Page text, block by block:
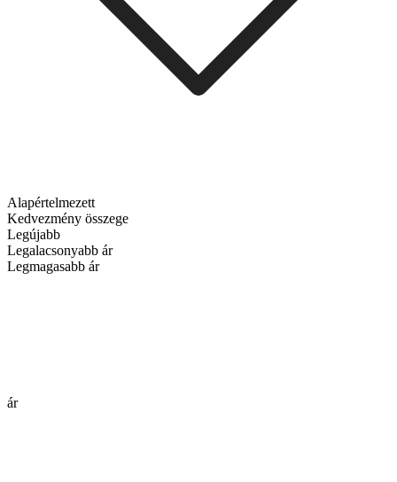
Alapértelmezett
Kedvezmény összege
Legújabb
Legalacsonyabb ár
Legmagasabb ár
ár